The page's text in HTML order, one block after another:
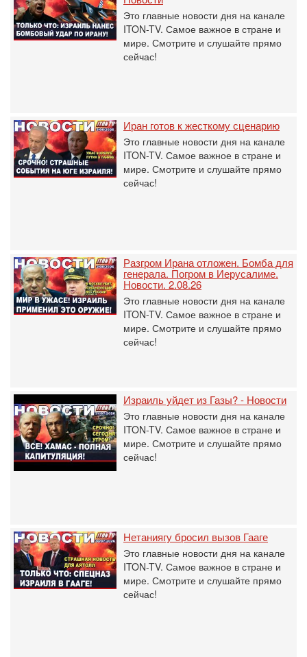
Это главные новости дня на канале
ITON-TV. Самое важное в стране и
мире. Смотрите и слушайте прямо
сейчас!
Иран готов к жесткому сценарию
Это главные новости дня на канале
ITON-TV. Самое важное в стране и
мире. Смотрите и слушайте прямо
сейчас!
Разгром Ирана отложен. Бомба для
генерала. Погром в Иерусалиме.
Новости. 2.08.26
Это главные новости дня на канале
ITON-TV. Самое важное в стране и
мире. Смотрите и слушайте прямо
сейчас!
Израиль уйдет из Газы? - Новости
Это главные новости дня на канале
ITON-TV. Самое важное в стране и
мире. Смотрите и слушайте прямо
сейчас!
Нетаниягу бросил вызов Гааге
Это главные новости дня на канале
ITON-TV. Самое важное в стране и
мире. Смотрите и слушайте прямо
сейчас!